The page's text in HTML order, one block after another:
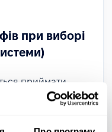
при виборі
приймати
HR